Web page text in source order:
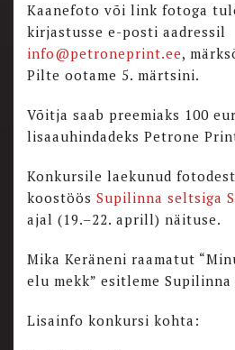
Kaanefoto või link fotoga
kirjastusse e-posti aadressil
info@petroneprint.ee,
Pilte ootame 5. märtsini.
Võitja saab preemiaks 100
lisaauhindadeks Petrone
Konkursile laekunud
koostöös Supilinna seltsiga
ajal (19.–22. aprill) näituse.
Mika Keräneni raamatut
elu mekk” esitleme Supilinna
Lisainfo konkursi kohta: